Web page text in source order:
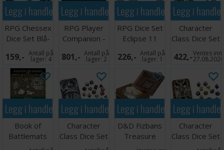
Legg i handlekurven
RPG Chessex
Dice Set Blå-
Grønn/Gull
7stk
159,- Antall på
lager:4
Legg i handlekurven
RPG Player
Companion -
Midnight Blue
801,- Antall på
lager:2
Legg i handlekurven
RPG Dice Set
Eclipse 11
Smoke Grey
226,- Antall på
lager:1
Legg i
Character
Class Dice Set
- Cleric
422,-Ventes inn
27.08.2026
Legg i handlekurven
Book of
Battlemats
ADD-ON
Legg i handlekurven
Character
Class Dice Set
- Game
Legg i handlekurven
D&D Fizbans
Treasure
Mystery Dice
Legg i
Character
Class Dice Set
- Paladin